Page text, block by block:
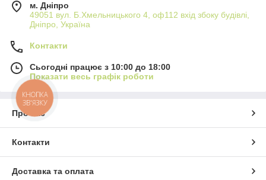
м. Дніпро
49051 вул. Б.Хмельницького 4, оф112 вхід збоку будівлі,
Дніпро, Україна
Контакти
Сьогодні працює з 10:00 до 18:00
Показати весь графік роботи
Про нас
Контакти
Доставка та оплата
КНОПКА
ЗВ'ЯЗКУ